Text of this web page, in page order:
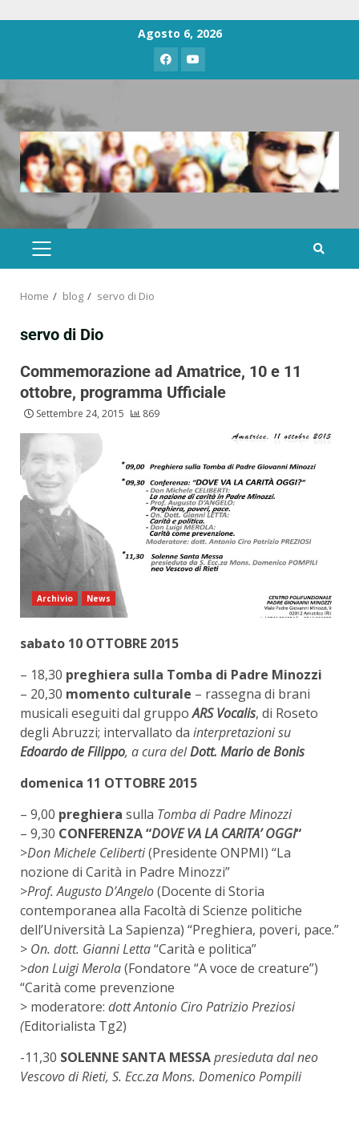
Agosto 6, 2026
Home blog servo di Dio
servo di Dio
Commemorazione ad Amatrice, 10 e 11
ottobre, programma Ufficiale
Settembre 24, 2015 869
Archivio News
sabato 10 OTTOBRE 2015
– 18,30 preghiera sulla Tomba di Padre Minozzi
– 20,30 momento culturale – rassegna di brani
musicali eseguiti dal gruppoARS Vocalis, di Roseto
degli Abruzzi; intervallato da interpretazioni su
Edoardo de Filippo, a cura delDott. Mario de Bonis
domenica 11 OTTOBRE 2015
– 9,00 preghiera sulla Tomba di Padre Minozzi
– 9,30 CONFERENZA “DOVE VA LA CARITA’ OGGI“
>Don Michele Celiberti(Presidente ONPMI) “La
nozione di Carità in Padre Minozzi”
>Prof. Augusto D’Angelo(Docente di Storia
contemporanea alla Facoltà di Scienze politiche
dell’Università La Sapienza) “Preghiera, poveri, pace.”
> On. dott. Gianni Letta“Carità e politica”
>don Luigi Merola(Fondatore “A voce de creature”)
“Carità come prevenzione
> moderatore: dott Antonio Ciro Patrizio Preziosi
(Editorialista Tg2)
-11,30 SOLENNE SANTA MESSApresieduta dal neo
Vescovo di Rieti, S. Ecc.za Mons. Domenico Pompili